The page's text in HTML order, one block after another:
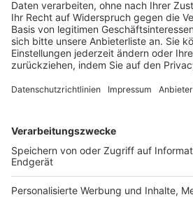
Trainerbörse
Login SpielPlus
FOLGE DEM BFV
TOP-VEREINE